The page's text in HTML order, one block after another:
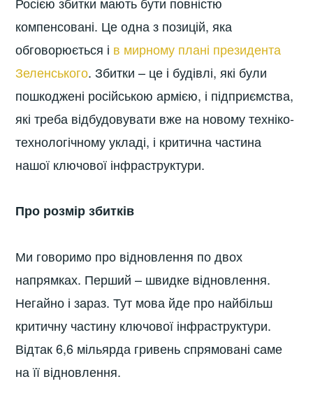
компенсовані. Це одна з позицій, яка
обговорюється і в мирному плані президента
Зеленського. Збитки – це і будівлі, які були
пошкоджені російською армією, і підприємства,
які треба відбудовувати вже на новому техніко-
технологічному укладі, і критична частина
нашої ключової інфраструктури.
Про розмір збитків
Ми говоримо про відновлення по двох
напрямках. Перший – швидке відновлення.
Негайно і зараз. Тут мова йде про найбільш
критичну частину ключової інфраструктури.
Відтак 6,6 мільярда гривень спрямовані саме
на її відновлення.